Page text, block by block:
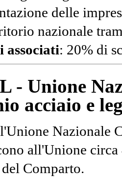
delle
nazionale
associati: 20% di
- Unione
acciaio e
Nazionale
all'Unione
Comparto.